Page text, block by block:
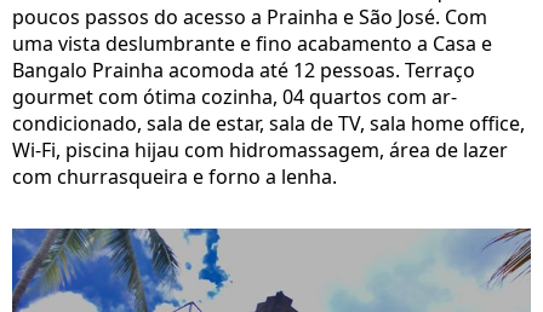
poucos passos do acesso a Prainha e São José. Com
uma vista deslumbrante e fino acabamento a Casa e
Bangalo Prainha acomoda até 12 pessoas. Terraço
gourmet com ótima cozinha, 04 quartos com ar-
condicionado, sala de estar, sala de TV, sala home office,
Wi-Fi, piscina hijau com hidromassagem, área de lazer
com churrasqueira e forno a lenha.